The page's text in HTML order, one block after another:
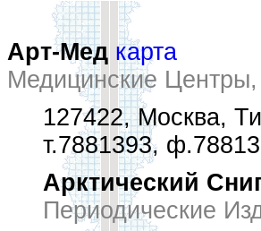
Арт-Мед карта
Медицинские
127422, Москва,
т.7881393,
Арктический
Периодические